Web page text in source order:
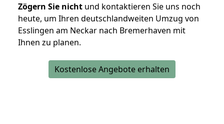
Zögern Sie nicht und kontaktieren Sie uns noch
heute, um Ihren deutschlandweiten Umzug von
Esslingen am Neckar nach Bremerhaven mit
Ihnen zu planen.
Kostenlose Angebote erhalten